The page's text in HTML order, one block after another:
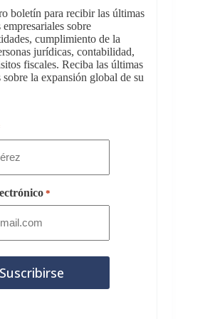
boletín para recibir las últimas
sobre
cumplimiento de la
jurídicas, contabilidad,
fiscales. Reciba las últimas
la expansión global de su
*